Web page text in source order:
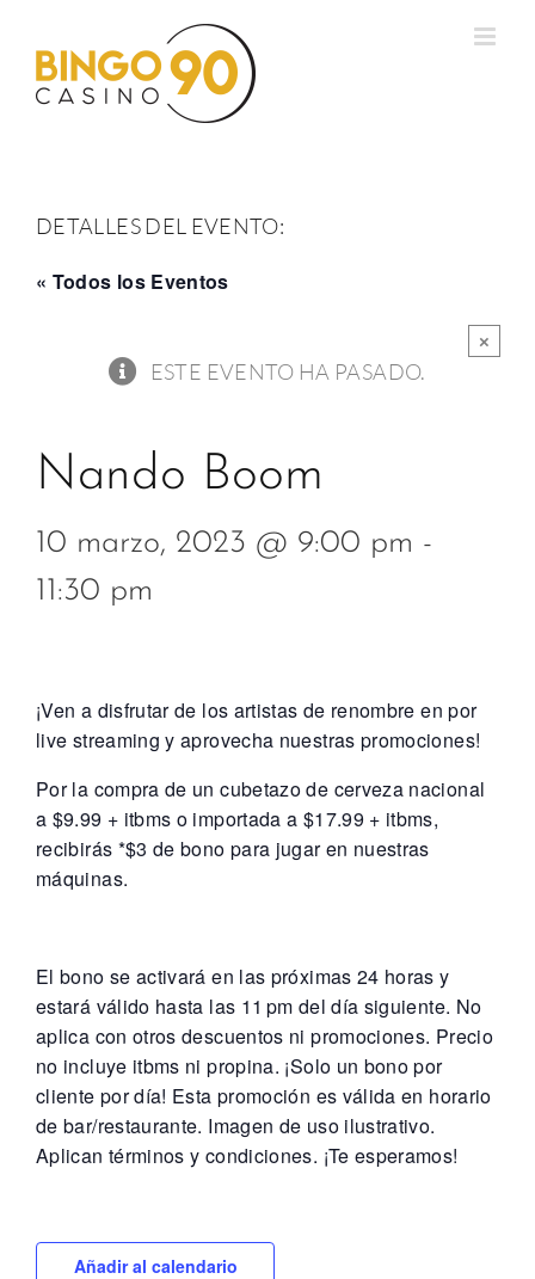
contenido
DETALLES DEL EVENTO:
« Todos los Eventos
×
ESTE EVENTO HA PASADO.
Nando Boom
10 marzo, 2023 @ 9:00 pm -
11:30 pm
¡Ven a disfrutar de los artistas de renombre en por
live streaming y aprovecha nuestras promociones!
Por la compra de un cubetazo de cerveza nacional
a $9.99 + itbms o importada a $17.99 + itbms,
recibirás *$3 de bono para jugar en nuestras
máquinas.
El bono se activará en las próximas 24 horas y
estará válido hasta las 11 pm del día siguiente. No
aplica con otros descuentos ni promociones. Precio
no incluye itbms ni propina. ¡Solo un bono por
cliente por día! Esta promoción es válida en horario
de bar/restaurante. Imagen de uso ilustrativo.
Aplican términos y condiciones. ¡Te esperamos!
Añadir al calendario